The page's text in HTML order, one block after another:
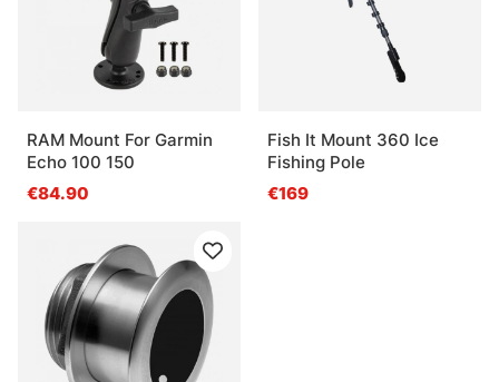
RAM Mount For Garmin
Echo 100 150
€84.90
Fish It Mount 360 Ice
Fishing Pole
€169